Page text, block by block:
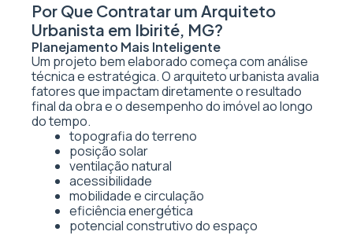
Por Que Contratar um Arquiteto
Urbanista em Ibirité, MG?
Planejamento Mais Inteligente
Um projeto bem elaborado começa com análise
técnica e estratégica. O arquiteto urbanista avalia
fatores que impactam diretamente o resultado
final da obra e o desempenho do imóvel ao longo
do tempo.
topografia do terreno
posição solar
ventilação natural
acessibilidade
mobilidade e circulação
eficiência energética
potencial construtivo do espaço